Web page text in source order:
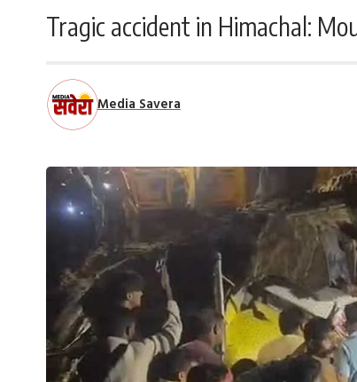
Tragic accident in Himachal:
Media Savera